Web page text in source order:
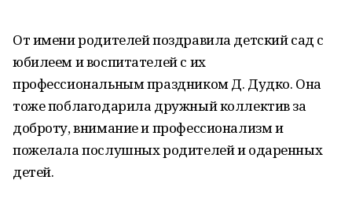
От имени родителей поздравила детский сад с
юбилеем и воспитателей с их
профессиональным праздником Д. Дудко. Она
тоже поблагодарила дружный коллектив за
доброту, внимание и профессионализм и
пожелала послушных родителей и одаренных
детей.